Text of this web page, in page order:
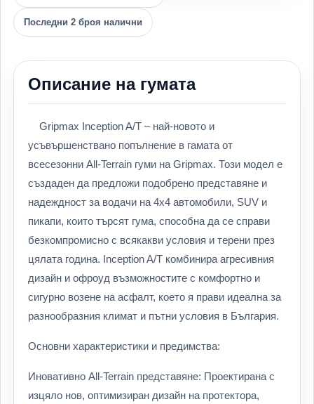
Последни 2 броя налични
Описание на гумата
Gripmax Inception A/T – най-новото и
усъвършенствано попълнение в гамата от
всесезонни All-Terrain гуми на Gripmax. Този модел е
създаден да предложи подобрено представяне и
надеждност за водачи на 4x4 автомобили, SUV и
пикапи, които търсят гума, способна да се справи
безкомпромисно с всякакви условия и терени през
цялата година. Inception A/T комбинира агресивния
дизайн и офроуд възможностите с комфортно и
сигурно возене на асфалт, което я прави идеална за
разнообразния климат и пътни условия в България.
Основни характеристики и предимства:
Иновативно All-Terrain представяне: Проектирана с
изцяло нов, оптимизиран дизайн на протектора,